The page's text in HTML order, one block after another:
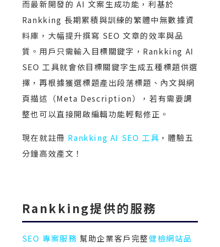
而最新開發的 AI 文案生成功能，利基於
Rankking 長期累積與訓練的繁體中無數據資
料庫，大幅提升撰寫 SEO 文章的效率與品
質。用戶只需輸入目標關鍵字，Rankking AI
SEO 工具就會依目標關鍵字生成五種標題供選
擇，再根據獲選標題產出段落標題、內文與網
頁描述（Meta Description），若有需要調
整也可以直接開啟編輯功能輕鬆修正。
現在就註冊 Rankking AI SEO 工具 ，體驗五
分鐘高效產文！
Rankking提供的服務
SEO 專案服務 幫助企業客戶完整健檢網站品